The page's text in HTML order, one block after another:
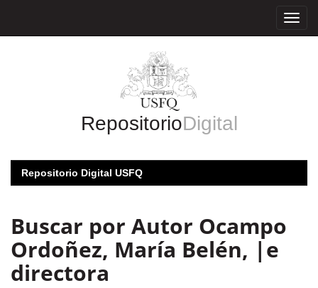
RepositorioDigital
Repositorio Digital USFQ
Buscar por Autor Ocampo
Ordoñez, María Belén, |e
directora